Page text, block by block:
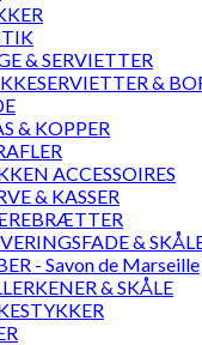
& SERVIETTER
&
& KOPPER
ACCESSOIRES
& KASSER
&
- Savon de Marseille
& SKÅLE